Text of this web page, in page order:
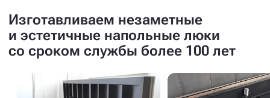
Изготавливаем незаметные
и эстетичные напольные люки
со сроком службы более 100 лет